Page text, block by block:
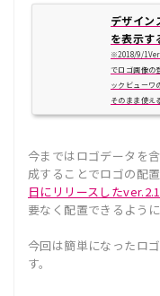
デザイン
を表示す
※2018/9/
でロゴ画像の
ックビューワ
そのまま使え
今まではロゴデータを
成することでロゴの配
日にリリースしたver.2.1
要なく配置できるように
今回は簡単になったロ
す。